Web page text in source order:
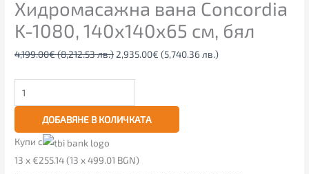
Хидромасажна вана Concordia
K-1080, 140х140х65 см, бял
4,199.00€(8,212.53 лв.) 2,935.00€ (5,740.36 лв.)
ДОБАВЯНЕ В КОЛИЧКАТА
Купи с
13 x €255.14 (13 x 499.01 BGN)